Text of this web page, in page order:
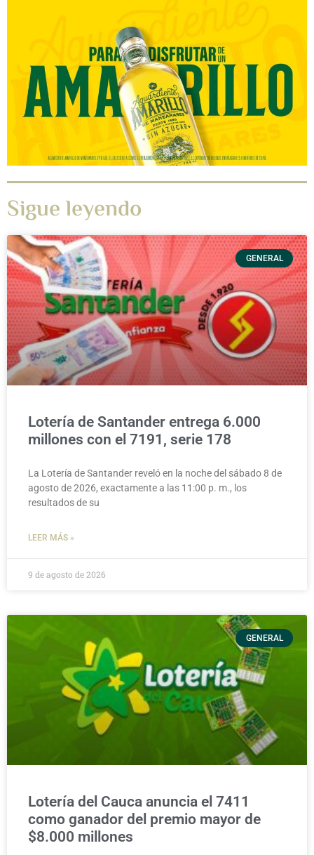
Sigue leyendo
GENERAL
Lotería de Santander entrega 6.000
millones con el 7191, serie 178
La Lotería de Santander reveló en la noche del sábado 8 de
agosto de 2026, exactamente a las 11:00 p. m., los
resultados de su
LEER MÁS »
9 de agosto de 2026
GENERAL
Lotería del Cauca anuncia el 7411
como ganador del premio mayor de
$8.000 millones